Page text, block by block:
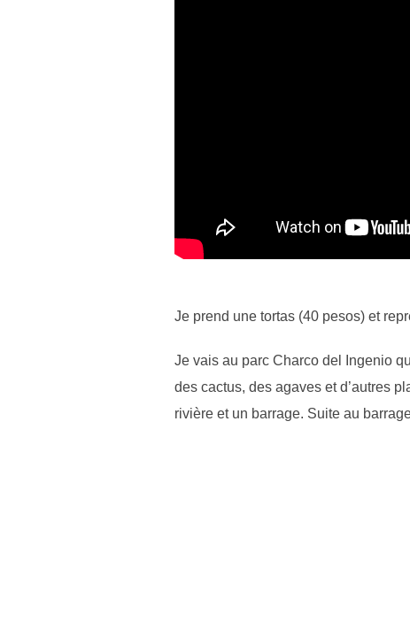
Je prend une tortas (40 pesos) et
Je vais au parc Charco del Ingenio
des cactus, des agaves et d’autres
rivière et un barrage. Suite au